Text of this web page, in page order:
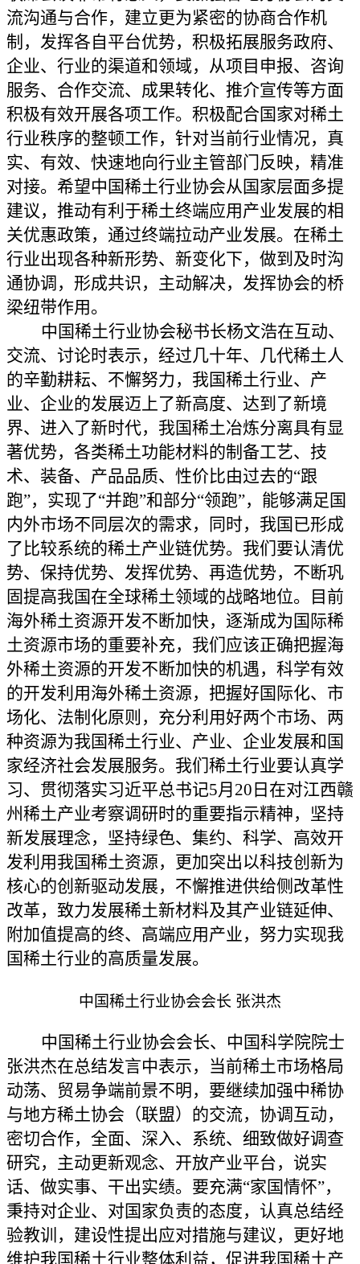
流沟通与合作，建立更为紧密的协商合作机
制，发挥各自平台优势，积极拓展服务政府、
企业、行业的渠道和领域，从项目申报、咨询
服务、合作交流、成果转化、推介宣传等方面
积极有效开展各项工作。积极配合国家对稀土
行业秩序的整顿工作，针对当前行业情况，真
实、有效、快速地向行业主管部门反映，精准
对接。希望中国稀土行业协会从国家层面多提
建议，推动有利于稀土终端应用产业发展的相
关优惠政策，通过终端拉动产业发展。 在稀土
行业出现各种新形势、新变化下，做到及时沟
通协调，形成共识，主动解决，发挥协会的桥
梁纽带作用。
中国稀土行业协会秘书长杨文浩在互动、
交流、讨论时表示，经过几十年、几代稀土人
的辛勤耕耘、不懈努力，我国稀土行业、产
业、企业的发展迈上了新高度、达到了新境
界、进入了新时代，我国稀土冶炼分离具有显
著优势，各类稀土功能材料的制备工艺、技
术、装备、产品品质、性价比由过去的“跟
跑”，实现了“并跑”和部分“领跑”，能够满足国
内外市场不同层次的需求，同时，我国已形成
了比较系统的稀土产业链优势。 我们要认清优
势、保持优势、发挥优势、再造优势， 不断巩
固提高我国在全球稀土领域的战略地位。目前
海外稀土资源开发不断加快，逐渐成为国际稀
土资源市场的重要补充，我们应该正确把握海
外稀土资源的开发不断加快的机遇，科学有效
的开发利用海外稀土资源，把握好国际化、市
场化、法制化原则，充分利用好两个市场、两
种资源为我国稀土行业、产业、企业发展和国
家经济社会发展服务。我们稀土行业要认真学
习、贯彻落实习近平总书记5月20日在对江西赣
州稀土产业考察调研时的重要指示精神，坚持
新发展理念，坚持绿色、集约、科学、高效开
发利用我国稀土资源，更加突出以科技创新为
核心的创新驱动发展，不懈推进供给侧改革性
改革，致力发展稀土新材料及其产业链延伸、
附加值提高的终、高端应用产业，努力实现我
国稀土行业的高质量发展。
中国稀土行业协会会长 张洪杰
中国稀土行业协会会长、中国科学院院士
张洪杰在总结发言中表示，当前稀土市场格局
动荡、贸易争端前景不明，要继续加强中稀协
与地方稀土协会（联盟）的交流，协调互动，
密切合作，全面、深入、系统、细致做好调查
研究，主动更新观念、开放产业平台，说实
话、做实事、干出实绩。要充满“家国情怀”，
秉持对企业、对国家负责的态度，认真总结经
验教训，建设性提出应对措施与建议，更好地
维护我国稀土行业整体利益，促进我国稀土产